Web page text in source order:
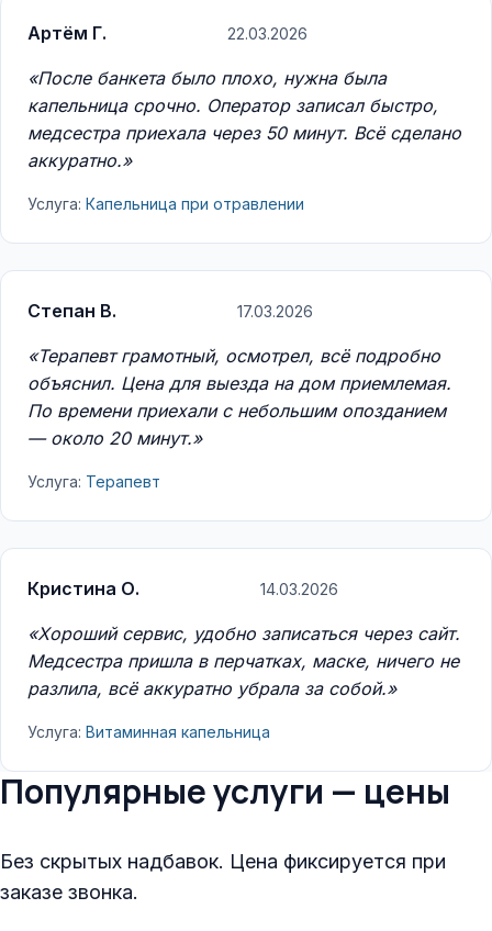
Артём Г. 22.03.2026
«После банкета было плохо, нужна была
капельница срочно. Оператор записал быстро,
медсестра приехала через 50 минут. Всё сделано
аккуратно.»
Услуга: Капельница при отравлении
Степан В. 17.03.2026
«Терапевт грамотный, осмотрел, всё подробно
объяснил. Цена для выезда на дом приемлемая.
По времени приехали с небольшим опозданием
— около 20 минут.»
Услуга: Терапевт
Кристина О. 14.03.2026
«Хороший сервис, удобно записаться через сайт.
Медсестра пришла в перчатках, маске, ничего не
разлила, всё аккуратно убрала за собой.»
Услуга: Витаминная капельница
Популярные услуги — цены
Без скрытых надбавок. Цена фиксируется при
заказе звонка.